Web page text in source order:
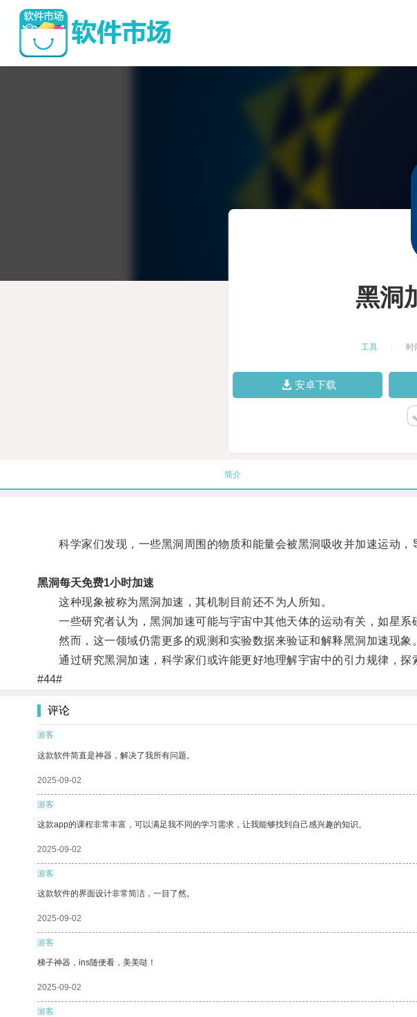
黑洞
工具 时
安卓下载
简介
科学家们发现，一些黑洞周围的物质和能量会被黑洞吸收并加速运动，
黑洞每天免费1小时加速
这种现象被称为黑洞加速，其机制目前还不为人所知。
一些研究者认为，黑洞加速可能与宇宙中其他天体的运动有关，如星系
然而，这一领域仍需更多的观测和实验数据来验证和解释黑洞加速现象。
通过研究黑洞加速，科学家们或许能更好地理解宇宙中的引力规律，探
#44#
评论
游客
这款软件简直是神器，解决了我所有问题。
2025-09-02
游客
这款app的课程非常丰富，可以满足我不同的学习需求，让我能够找到自己感兴趣的知识。
2025-09-02
游客
这款软件的界面设计非常简洁，一目了然。
2025-09-02
游客
梯子神器，ins随便看，美美哒！
2025-09-02
游客